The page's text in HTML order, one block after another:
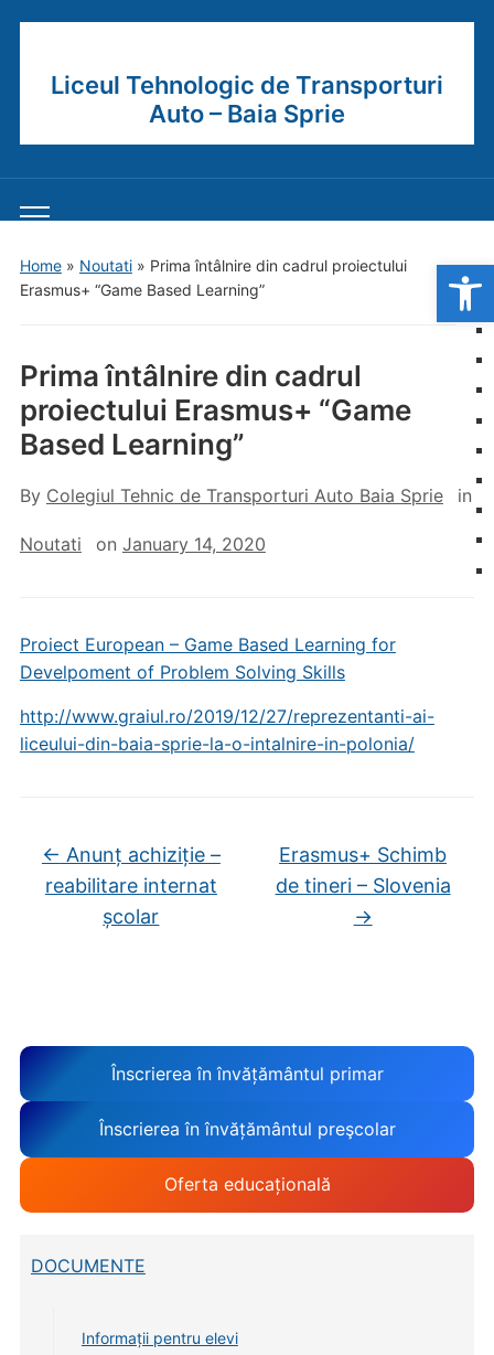
Liceul Tehnologic de Transporturi
Auto – Baia Sprie
Toggle
menu
Home» Noutati» Prima întâlnire din cadrul proiectului
Erasmus+ “Game Based Learning”
Înscrierea în învățământul primar
Înscrierea în învățământul preşcolar
Oferta educațională
DOCUMENTE
Informații pentru elevi
Prima întâlnire din cadrul
proiectului Erasmus+ “Game
Based Learning”
By Colegiul Tehnic de Transporturi Auto Baia Sprie in
Noutati on January 14, 2020
Proiect European – Game Based Learning for
Develpoment of Problem Solving Skills
http://www.graiul.ro/2019/12/27/reprezentanti-ai-
liceului-din-baia-sprie-la-o-intalnire-in-polonia/
← Anunț achiziție –
reabilitare internat
școlar
Erasmus+ Schimb
de tineri – Slovenia
→